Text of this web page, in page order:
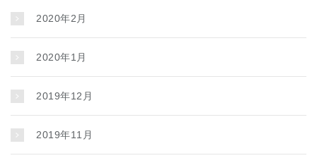
2020年2月
2020年1月
2019年12月
2019年11月